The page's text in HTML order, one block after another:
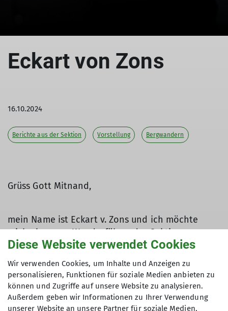
Eckart von Zons
16.10.2024
Berichte aus der Sektion Vorstellung Bergwandern
Grüss Gott Mitnand,
mein Name ist Eckart v. Zons und ich möchte
mich als neuer Wanderführer der Sektion
Otterfing kurz vorstellen:
I geh nun schon seit über 30 Jahre in die Berg. S‘
Berggeh ist aber inzwischen mehr als nur ein
Hobby, eher schon eine Passion. Mei Frau sagt:
„Du sammelst Berggipfi, wia andere Leut
Briefmarken.“ Und da ist scho aa was dran.
Diese Website verwendet Cookies
Wir verwenden Cookies, um Inhalte und Anzeigen zu
personalisieren, Funktionen für soziale Medien anbieten zu
können und Zugriffe auf unsere Website zu analysieren.
Außerdem geben wir Informationen zu Ihrer Verwendung
unserer Website an unsere Partner für soziale Medien,